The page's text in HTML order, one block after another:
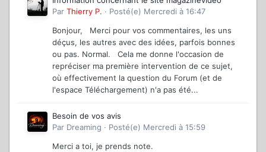
Par Thierry P. · Posté(e) Mercredi à 16:47
Bonjour, Merci pour vos commentaires, les uns
déçus, les autres avec des idées, parfois bonnes
ou pas. Normal. Cela me donne l'occasion de
repréciser ma première intervention de ce sujet,
où effectivement la question du Forum (et de
l'espace Téléchargement) n'a pas été...
Besoin de vos avis
Par Dreaming · Posté(e) Mercredi à 15:59
Merci a toi, je prends note.